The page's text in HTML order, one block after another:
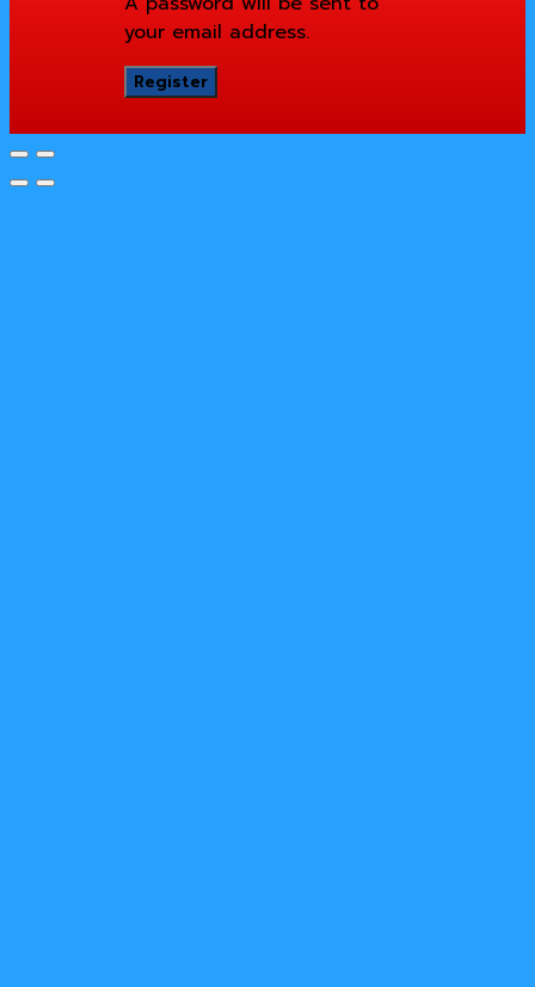
your email address.
Register